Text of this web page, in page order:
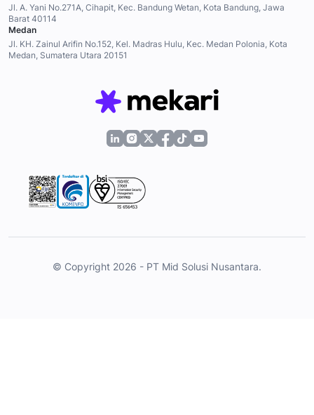
Jl. A. Yani No.271A, Cihapit, Kec. Bandung Wetan, Kota Bandung, Jawa
Barat 40114
Medan
Jl. KH. Zainul Arifin No.152, Kel. Madras Hulu, Kec. Medan Polonia, Kota
Medan, Sumatera Utara 20151
© Copyright 2026 - PT Mid Solusi Nusantara.